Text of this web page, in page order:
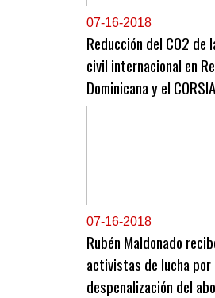
07-16-2018
Reducción del CO2 de
civil internacional en
Dominicana y el CORSIA
07-16-2018
Rubén Maldonado
activistas de lucha por
despenalización del